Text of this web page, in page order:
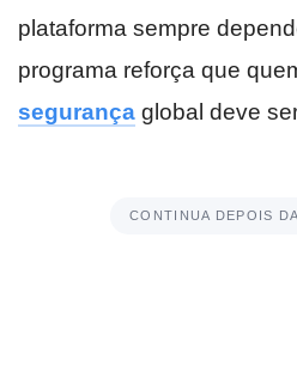
plataforma sempre
programa reforça que
segurança global deve
CONTINUA DEPOIS